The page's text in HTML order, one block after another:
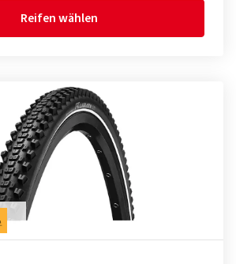
Reifen wählen